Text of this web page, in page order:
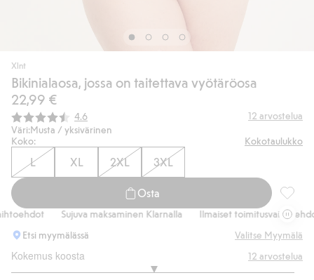
Xlnt
Bikinialaosa, jossa on taitettava vyötäröosa
22,99 €
Keskimääräinen luokitus:
4.6 12 arvostelua
Väri:Musta / yksivärinen
Koko:
Kokotaulukko
L XL 2XL 3XL
Osta
Sujuva maksaminen Klarnalla
Ilmaiset toimitusvaihtoehdot
Etsi myymälässä
Valitse Myymälä
Kokemus koosta 12 arvostelua